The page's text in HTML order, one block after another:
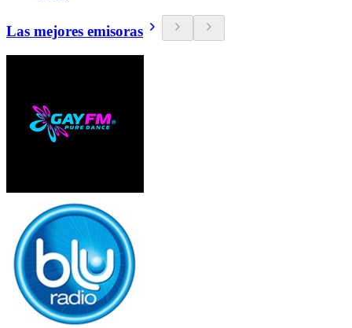
Las mejores emisoras